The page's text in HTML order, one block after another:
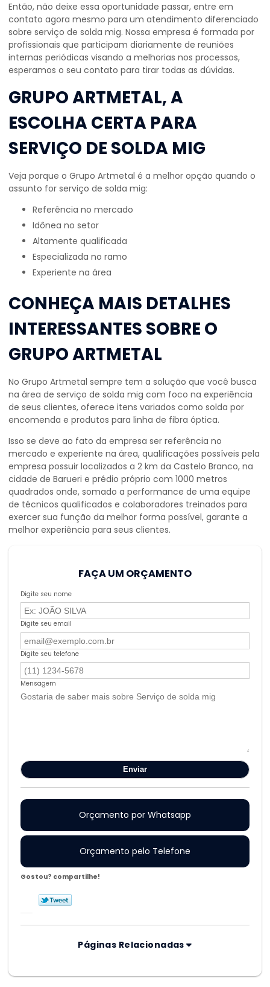
Então, não deixe essa oportunidade passar, entre em
contato agora mesmo para um atendimento diferenciado
sobre serviço de solda mig. Nossa empresa é formada por
profissionais que participam diariamente de reuniões
internas periódicas visando a melhorias nos processos,
esperamos o seu contato para tirar todas as dúvidas.
GRUPO ARTMETAL, A
ESCOLHA CERTA PARA
SERVIÇO DE SOLDA MIG
Veja porque o Grupo Artmetal é a melhor opção quando o
assunto for serviço de solda mig:
referência no mercado
idônea no setor
altamente qualificada
especializada no ramo
experiente na área
CONHEÇA MAIS DETALHES
INTERESSANTES SOBRE O
GRUPO ARTMETAL
No Grupo Artmetal sempre tem a solução que você busca
na área de serviço de solda mig com foco na experiência
de seus clientes, oferece itens variados como solda por
encomenda e produtos para linha de fibra óptica.
Isso se deve ao fato da empresa ser referência no
mercado e experiente na área, qualificações possíveis pela
empresa possuir localizados a 2 km da Castelo Branco, na
cidade de Barueri e prédio próprio com 1000 metros
quadrados onde, somado a performance de uma equipe
de técnicos qualificados e colaboradores treinados para
exercer sua função da melhor forma possível, garante a
melhor experiência para seus clientes.
FAÇA UM ORÇAMENTO
Digite seu nome
Digite seu email
Digite seu telefone
Mensagem
Orçamento por Whatsapp
Orçamento pelo Telefone
Gostou? compartilhe!
Páginas Relacionadas